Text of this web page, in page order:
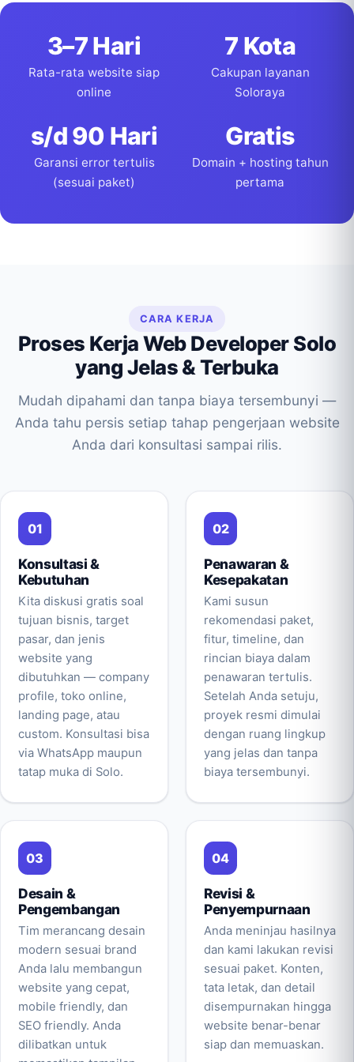
3–7 Hari
Rata-rata website siap
online
7 Kota
Cakupan layanan
Soloraya
s/d 90 Hari
Garansi error tertulis
(sesuai paket)
Gratis
Domain + hosting tahun
pertama
CARA KERJA
Proses Kerja Web Developer Solo
yang Jelas & Terbuka
Mudah dipahami dan tanpa biaya tersembunyi —
Anda tahu persis setiap tahap pengerjaan website
Anda dari konsultasi sampai rilis.
Konsultasi &
Kebutuhan
Kita diskusi gratis soal
tujuan bisnis, target
pasar, dan jenis
website yang
dibutuhkan — company
profile, toko online,
landing page, atau
custom. Konsultasi bisa
via WhatsApp maupun
tatap muka di Solo.
Penawaran &
Kesepakatan
Kami susun
rekomendasi paket,
fitur, timeline, dan
rincian biaya dalam
penawaran tertulis.
Setelah Anda setuju,
proyek resmi dimulai
dengan ruang lingkup
yang jelas dan tanpa
biaya tersembunyi.
Desain &
Pengembangan
Tim merancang desain
modern sesuai brand
Anda lalu membangun
website yang cepat,
mobile friendly, dan
SEO friendly. Anda
dilibatkan untuk
Revisi &
Penyempurnaan
Anda meninjau hasilnya
dan kami lakukan revisi
sesuai paket. Konten,
tata letak, dan detail
disempurnakan hingga
website benar-benar
siap dan memuaskan.